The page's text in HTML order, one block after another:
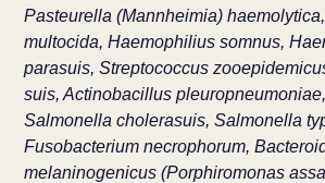
Pasteurella (Mannheimia)
multocida, Haemophilius somnus,
parasuis, Streptococcus
suis, Actinobacillus
Salmonella cholerasuis, Salmonella
Fusobacterium necrophorum,
melaninogenicus (Porphiromonas